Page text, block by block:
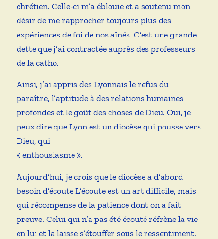
chrétien. Celle-ci m’a éblouie et a soutenu mon
désir de me rapprocher toujours plus des
expériences de foi de nos aînés. C’est une grande
dette que j’ai contractée auprès des professeurs
de la catho.
Ainsi, j’ai appris des Lyonnais le refus du
paraître, l’aptitude à des relations humaines
profondes et le goût des choses de Dieu. Oui, je
peux dire que Lyon est un diocèse qui pousse vers
Dieu, qui
« enthousiasme ».
Aujourd’hui, je crois que le diocèse a d’abord
besoin d’écoute L’écoute est un art difficile, mais
qui récompense de la patience dont on a fait
preuve. Celui qui n’a pas été écouté réfrène la vie
en lui et la laisse s’étouffer sous le ressentiment.